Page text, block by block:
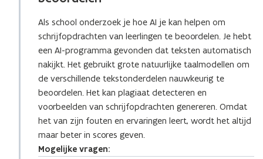
Als school onderzoek je hoe AI je kan helpen om
schrijfopdrachten van leerlingen te beoordelen. Je hebt
een AI-programma gevonden dat teksten automatisch
nakijkt. Het gebruikt grote natuurlijke taalmodellen om
de verschillende tekstonderdelen nauwkeurig te
beoordelen. Het kan plagiaat detecteren en
voorbeelden van schrijfopdrachten genereren. Omdat
het van zijn fouten en ervaringen leert, wordt het altijd
maar beter in scores geven.
Mogelijke vragen: